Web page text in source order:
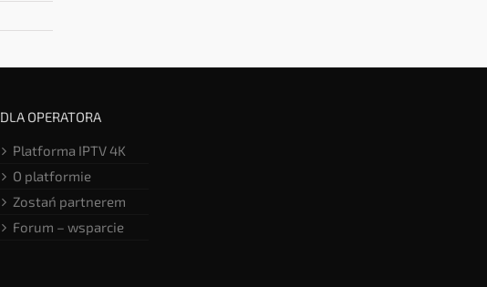
DLA OPERATORA
Platforma IPTV 4K
O platformie
Zostań partnerem
Forum – wsparcie